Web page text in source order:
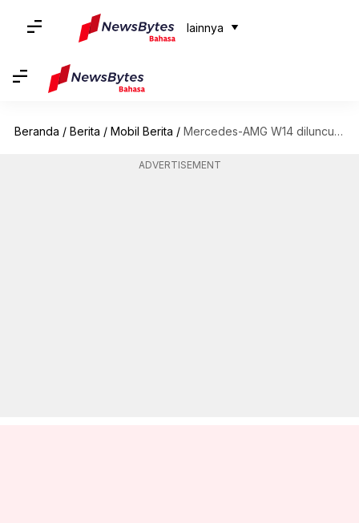
lainnya
Beranda / Berita / Mobil Berita / Mercedes-AMG W14 diluncurkan sebagai penantang gelar untuk musim F1 2023
ADVERTISEMENT